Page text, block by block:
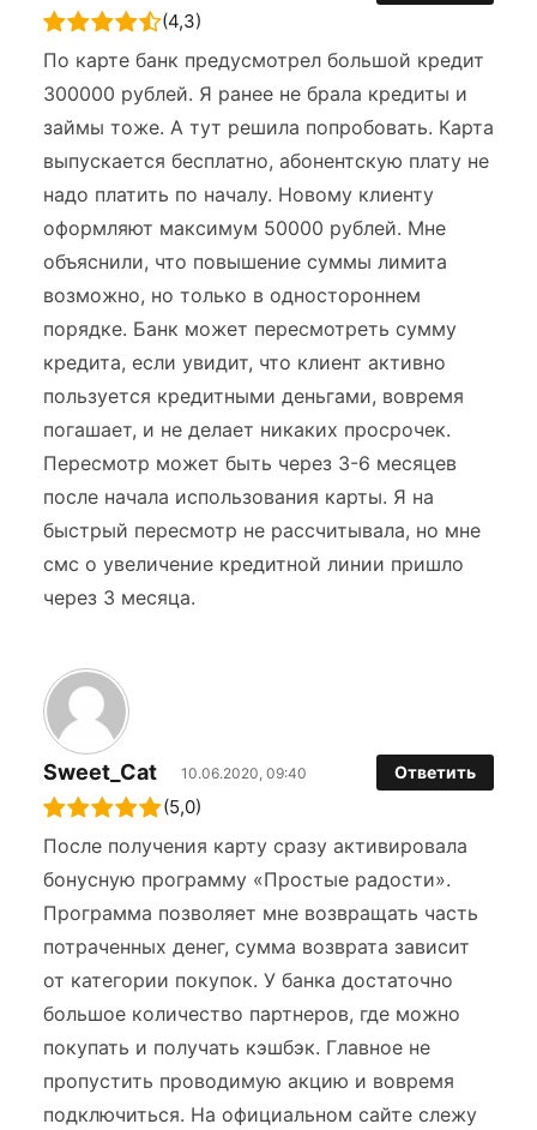
(4,3)
По карте банк предусмотрел большой кредит
300000 рублей. Я ранее не брала кредиты и
займы тоже. А тут решила попробовать. Карта
выпускается бесплатно, абонентскую плату не
надо платить по началу. Новому клиенту
оформляют максимум 50000 рублей. Мне
объяснили, что повышение суммы лимита
возможно, но только в одностороннем
порядке. Банк может пересмотреть сумму
кредита, если увидит, что клиент активно
пользуется кредитными деньгами, вовремя
погашает, и не делает никаких просрочек.
Пересмотр может быть через 3-6 месяцев
после начала использования карты. Я на
быстрый пересмотр не рассчитывала, но мне
смс о увеличение кредитной линии пришло
через 3 месяца.
Sweet_Cat 10.06.2020, 09:40 Ответить
(5,0)
После получения карту сразу активировала
бонусную программу «Простые радости».
Программа позволяет мне возвращать часть
потраченных денег, сумма возврата зависит
от категории покупок. У банка достаточно
большое количество партнеров, где можно
покупать и получать кэшбэк. Главное не
пропустить проводимую акцию и вовремя
подключиться. На официальном сайте слежу